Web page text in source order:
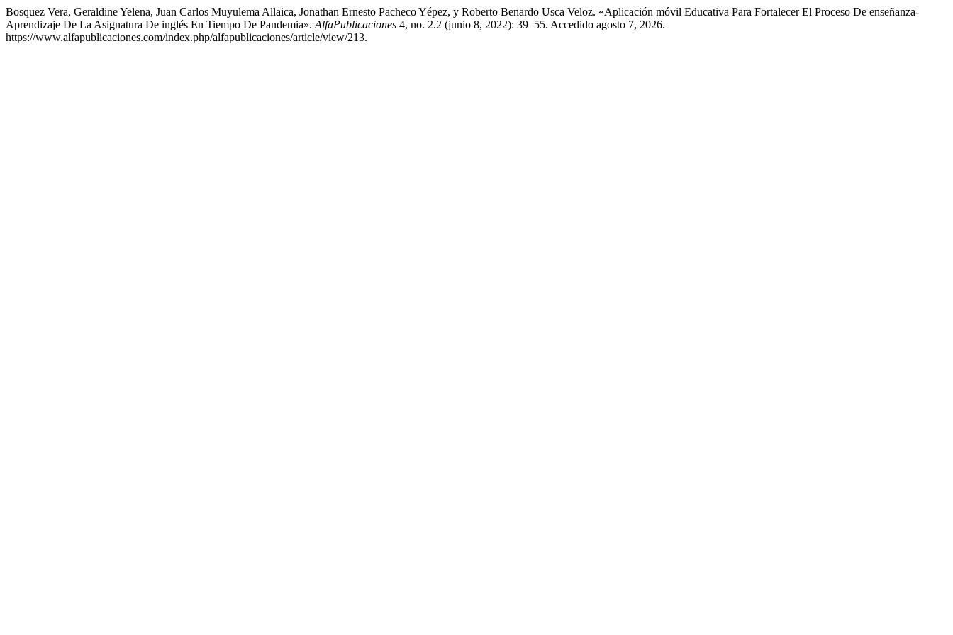
Bosquez Vera, Geraldine Yelena, Juan Carlos Muyulema Allaica, Jonathan Ernesto Pacheco Yépez, y Roberto Benardo Usca Veloz. «Aplicación móvil Educativa Para Fortalecer El Proceso De enseñanza-
Aprendizaje De La Asignatura De inglés En Tiempo De Pandemia». AlfaPublicaciones 4, no. 2.2 (junio 8, 2022): 39–55. Accedido agosto 7, 2026.
https://www.alfapublicaciones.com/index.php/alfapublicaciones/article/view/213.